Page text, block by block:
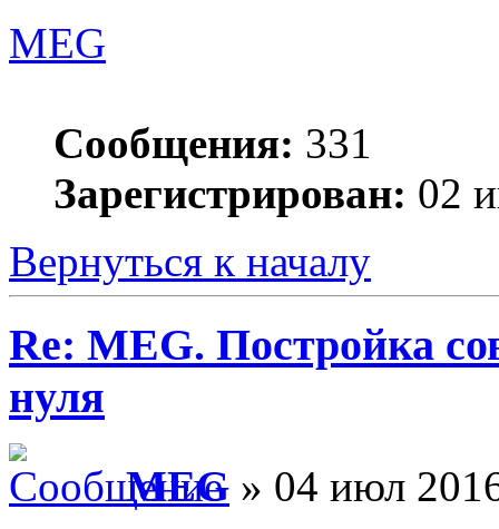
MEG
Сообщения: 331
Зарегистрирован: 02
Вернуться к началу
Re: MEG. Постройка
нуля
MEG » 04 июл